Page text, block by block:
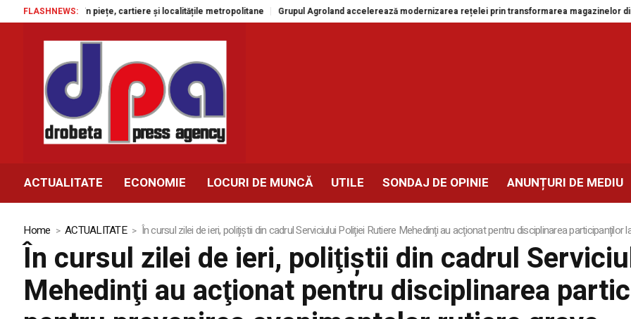
FLASHNEWS:
gratuite în piețe, cartiere și localitățile metropolitane Grupul Agroland accelerează modernizarea rețelei prin transformarea magazinelor din
ACTUALITATE ECONOMIE LOCURI DE MUNCĂ UTILE SONDAJ DE OPINIE ANUNȚURI DE MEDIU
Home ACTUALITATE În cursul zilei de ieri, poliţiştii din cadrul Serviciului Poliţiei Rutiere Mehedinţi au acţionat pentru disciplinarea
În cursul zilei de ieri, poliţiştii din cadrul
Mehedinţi au acţionat pentru disciplinarea